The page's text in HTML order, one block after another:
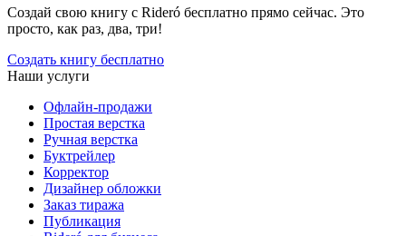
Создай свою книгу с Rideró бесплатно прямо сейчас. Это
просто, как раз, два, три!
Создать книгу бесплатно
Наши услуги
Офлайн-продажи
Простая верстка
Ручная верстка
Буктрейлер
Корректор
Дизайнер обложки
Заказ тиража
Публикация